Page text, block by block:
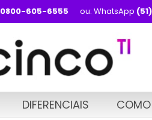
0800-605-6555 ou: WhatsApp
DIFERENCIAIS